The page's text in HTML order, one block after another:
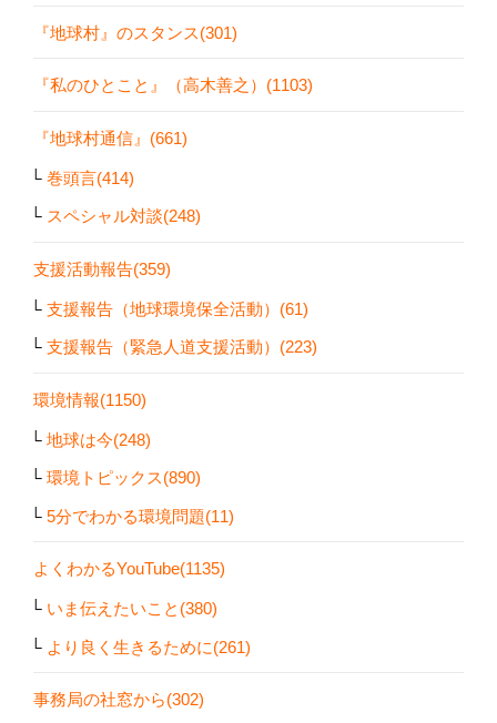
『地球村』のスタンス(301)
『私のひとこと』（高木善之）(1103)
『地球村通信』(661)
巻頭言(414)
スペシャル対談(248)
支援活動報告(359)
支援報告（地球環境保全活動）(61)
支援報告（緊急人道支援活動）(223)
環境情報(1150)
地球は今(248)
環境トピックス(890)
5分でわかる環境問題(11)
よくわかるYouTube(1135)
いま伝えたいこと(380)
より良く生きるために(261)
事務局の社窓から(302)